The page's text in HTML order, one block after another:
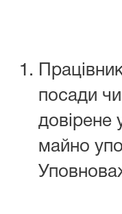
посади
довірене
майно